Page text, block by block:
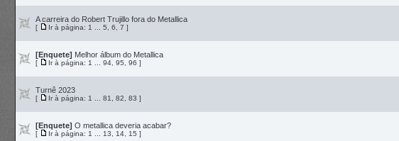
A carreira do Robert Trujillo fora do Metallica
[ Ir à página: 1 5 6 7 ]
[Enquete] Melhor álbum do Metallica
[ Ir à página: 1 94, 95 96 ]
Turnê 2023
[ Ir à página: 1 81 82 83 ]
[Enquete] O metallica deveria acabar?
[ Ir à página: 1 13 14, 15 ]